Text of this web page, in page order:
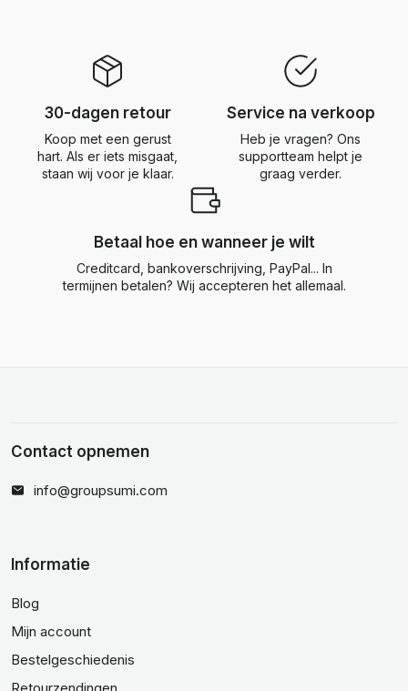
30-dagen retour
Koop met een gerust
hart. Als er iets misgaat,
staan wij voor je klaar.
Service na verkoop
Heb je vragen? Ons
supportteam helpt je
graag verder.
Betaal hoe en wanneer je wilt
Creditcard, bankoverschrijving, PayPal... In
termijnen betalen? Wij accepteren het allemaal.
Contact opnemen
info@groupsumi.com
Informatie
Blog
Mijn account
Bestelgeschiedenis